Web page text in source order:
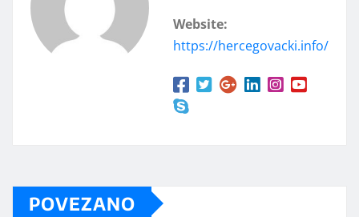
Website:
https://hercegovacki.info/
POVEZANO